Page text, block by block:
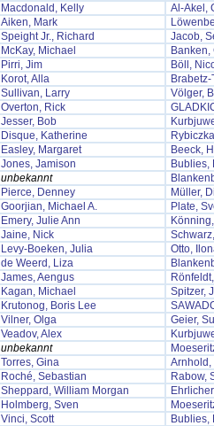
Macdonald, Kelly
Al-Akel,
Aiken, Mark
Speight Jr., Richard
Jacob,
McKay, Michael
Pirri, Jim
Böll,
Korot, Alla
Sullivan, Larry
Völger,
Overton, Rick
Jesser, Bob
Disque, Katherine
Easley, Margaret
Beeck,
Jones, Jamison
Bublies,
unbekannt
Pierce, Denney
Müller,
Goorjian, Michael A.
Plate,
Emery, Julie Ann
Jaine, Nick
Levy-Boeken, Julia
Otto,
de Weerd, Liza
James, Aengus
Kagan, Michael
Spitzer,
Krutonog, Boris Lee
Vilner, Olga
Geier,
Veadov, Alex
unbekannt
Torres, Gina
Arnhold,
Roché, Sebastian
Rabow,
Sheppard, William Morgan
Holmberg, Sven
Vinci, Scott
Bublies,